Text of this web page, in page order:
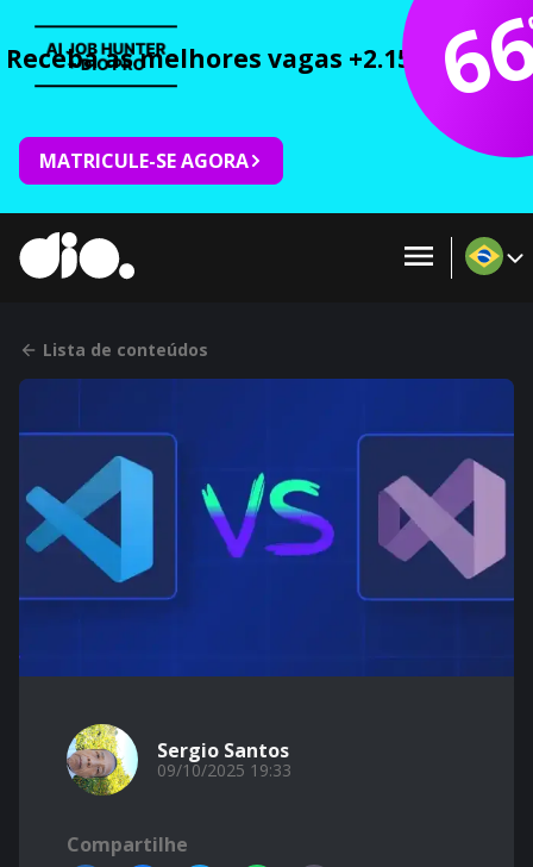
Receba as melhores vagas +2.150 cursos
MATRICULE-SE AGORA
Lista de conteúdos
Sergio Santos
09/10/2025 19:33
Compartilhe